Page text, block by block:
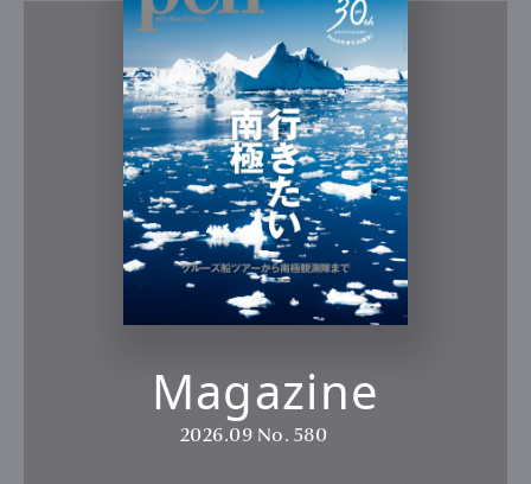
Magazine
2026.09 No. 580